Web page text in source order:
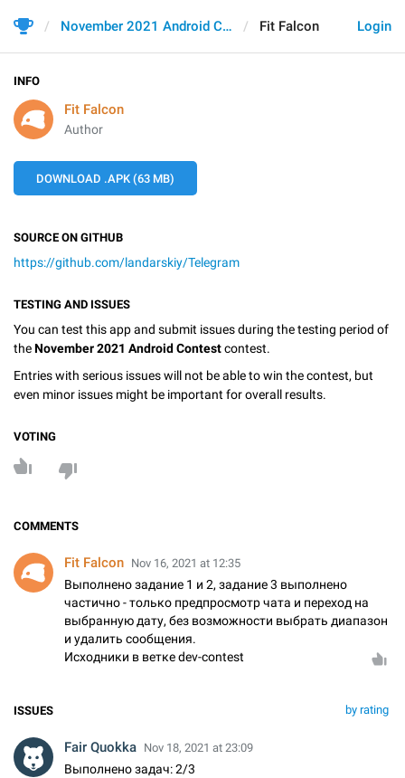
Login
November 2021 Android Contest Fit Falcon
INFO
Fit Falcon
Author
DOWNLOAD .APK (63 MB)
SOURCE ON GITHUB
https://github.com/landarskiy/Telegram
TESTING AND ISSUES
You can test this app and submit issues during the testing period of
theNovember 2021 Android Contestcontest.
Entries with serious issues will not be able to win the contest, but
even minor issues might be important for overall results.
VOTING
COMMENTS
Fit Falcon Nov 16, 2021 at 12:35
Выполнено задание 1 и 2, задание 3 выполнено
частично - только предпросмотр чата и переход на
выбранную дату, без возможности выбрать диапазон
и удалить сообщения.
Исходники в ветке dev-contest
by rating
ISSUES
Fair Quokka Nov 18, 2021 at 23:09
Выполнено задач: 2/3